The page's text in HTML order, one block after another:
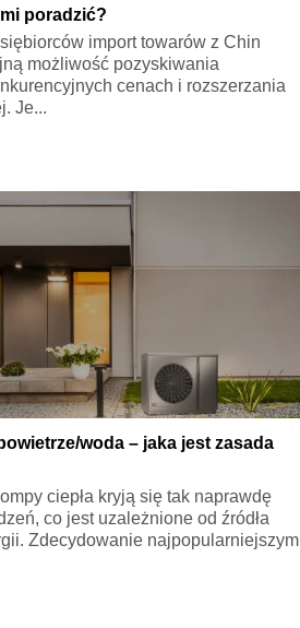
poradzić?
import towarów z Chin
możliwość pozyskiwania
cenach i rozszerzania
Je...
woda – jaka jest zasada
ciepła kryją się tak naprawdę
co jest uzależnione od źródła
Zdecydowanie najpopularniejszym